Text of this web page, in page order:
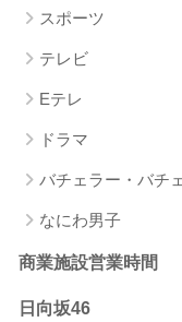
スポーツ
テレビ
Eテレ
ドラマ
バチェラー・バチ
なにわ男子
商業施設営業時間
日向坂46